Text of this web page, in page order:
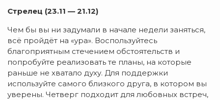
Стрелец (23.11 — 21.12)
Чем бы вы ни задумали в начале недели заняться,
всё пройдёт на «ура». Воспользуйтесь
благоприятным стечением обстоятельств и
попробуйте реализовать те планы, на которые
раньше не хватало духу. Для поддержки
используйте самого близкого друга, в котором вы
уверены. Четверг подходит для любовных встреч,